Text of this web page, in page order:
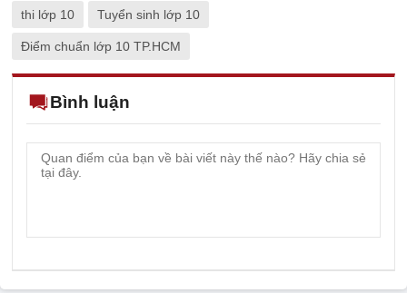
thi lớp 10 Tuyển sinh lớp 10
Điểm chuẩn lớp 10 TP.HCM
Bình luận